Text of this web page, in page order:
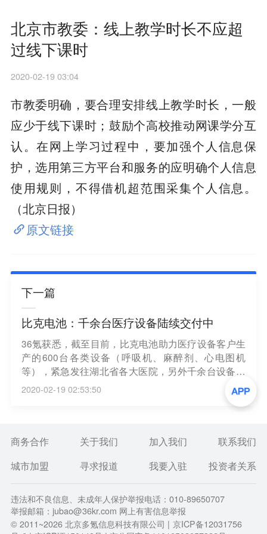
北京市教委：线上教学时长不应超
过线下课时
2020-02-19 03:04
市教委明确，要合理安排线上教学时长，一般
应少于线下课时；鼓励个高校推动网课学分互
认。在网上学习过程中，要加强个人信息保
护，选用第三方平台和服务的应明确个人信息
使用规则，不得借机超范围采集个人信息。
（北京日报）
原文链接
下一篇
比克电池：千余台医疗设备陆续交付中
36氪获悉，截至目前，比克电池助力医疗设备客户生
产的600台各类设备（呼吸机、麻醉剂、心电图机
等），紧急发往湖北省各大医院，另外千余台设备陆
续交付中。
2020-02-19 02:53:50
商务合作 关于我们 加入我们
联系我们
城市加盟
寻求报道 我要入驻 投资者关系
违法和不良信息、未成年人保护举报电话：010-89650707
举报邮箱：jubao@36kr.com 网上有害信息举报
© 2011~2026北京多氪信息科技有限公司 | 京ICP备12031756